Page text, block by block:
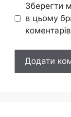
Зберегти
в цьому